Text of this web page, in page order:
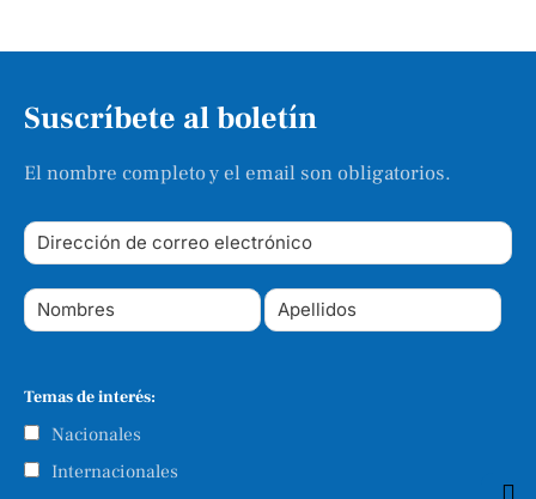
Suscríbete al boletín
El nombre completo y el email son obligatorios.
Temas de interés:
Nacionales
Internacionales